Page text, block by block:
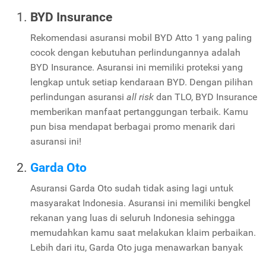
BYD Insurance
Rekomendasi asuransi mobil BYD Atto 1 yang paling
cocok dengan kebutuhan perlindungannya adalah
BYD Insurance. Asuransi ini memiliki proteksi yang
lengkap untuk setiap kendaraan BYD. Dengan pilihan
perlindungan asuransi all risk dan TLO, BYD Insurance
memberikan manfaat pertanggungan terbaik. Kamu
pun bisa mendapat berbagai promo menarik dari
asuransi ini!
Garda Oto
Asuransi Garda Oto sudah tidak asing lagi untuk
masyarakat Indonesia. Asuransi ini memiliki bengkel
rekanan yang luas di seluruh Indonesia sehingga
memudahkan kamu saat melakukan klaim perbaikan.
Lebih dari itu, Garda Oto juga menawarkan banyak